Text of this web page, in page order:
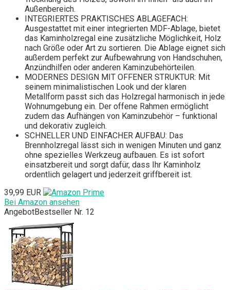
Außenbereich.
INTEGRIERTES PRAKTISCHES ABLAGEFACH:
Ausgestattet mit einer integrierten MDF-Ablage, bietet
das Kaminholzregal eine zusätzliche Möglichkeit, Holz
nach Größe oder Art zu sortieren. Die Ablage eignet sich
außerdem perfekt zur Aufbewahrung von Handschuhen,
Anzündhilfen oder anderen Kaminzubehörteilen.
MODERNES DESIGN MIT OFFENER STRUKTUR: Mit
seinem minimalistischen Look und der klaren
Metallform passt sich das Holzregal harmonisch in jede
Wohnumgebung ein. Der offene Rahmen ermöglicht
zudem das Aufhängen von Kaminzubehör – funktional
und dekorativ zugleich.
SCHNELLER UND EINFACHER AUFBAU: Das
Brennholzregal lässt sich in wenigen Minuten und ganz
ohne spezielles Werkzeug aufbauen. Es ist sofort
einsatzbereit und sorgt dafür, dass Ihr Kaminholz
ordentlich gelagert und jederzeit griffbereit ist.
39,99 EUR
Bei Amazon ansehen
AngebotBestseller Nr. 12